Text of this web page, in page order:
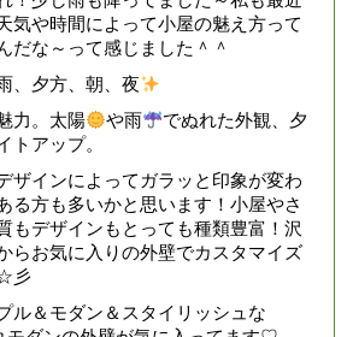
気や時間によって小屋の魅え方って
だな～って感じました＾＾
、夕方、朝、夜
力。太陽
や雨
でぬれた外観、夕
トアップ。
ザインによってガラッと印象が変わ
る方も多いかと思います！小屋やさ
もデザインもとっても種類豊富！沢
らお気に入りの外壁でカスタマイズ
彡
ル＆モダン＆スタイリッシュな